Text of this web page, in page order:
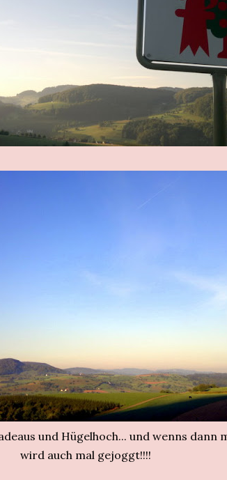
und Hügelhoch... und wenns dann
wird auch mal gejoggt!!!!